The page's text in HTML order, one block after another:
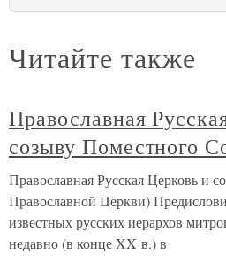
Читайте также
Православная
созыву Поместного
Православная Русская Церковь и
Православной Церкви)
известных русских иерархов
недавно (в конце XX в.) в